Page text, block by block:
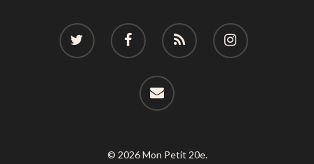
© 2026 Mon Petit 20e.